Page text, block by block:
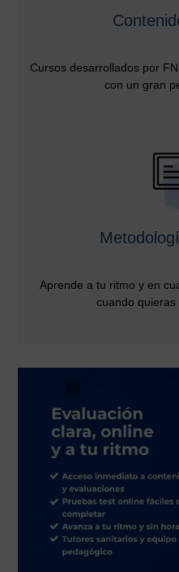
Cursos desarrollados por
con un gran
Aprende a tu ritmo y en
cuando quieras